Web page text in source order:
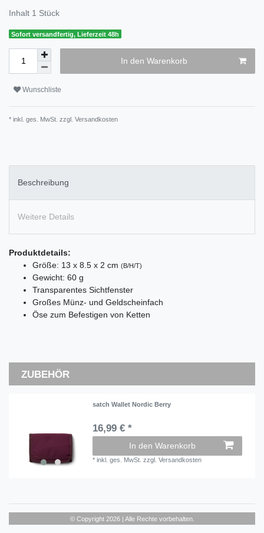
Inhalt 1 Stück
Sofort versandfertig, Lieferzeit 48h
In den Warenkorb
Wunschliste
* inkl. ges. MwSt. zzgl. Versandkosten
Beschreibung
Weitere Details
Produktdetails:
Größe: 13 x 8.5 x 2 cm (B/H/T)
Gewicht: 60 g
Transparentes Sichtfenster
Großes Münz- und Geldscheinfach
Öse zum Befestigen von Ketten
ZUBEHÖR
satch Wallet Nordic Berry
16,99 € *
In den Warenkorb
*inkl. ges. MwSt. zzgl.Versandkosten
© Copyright 2026 | Alle Rechte vorbehalten.